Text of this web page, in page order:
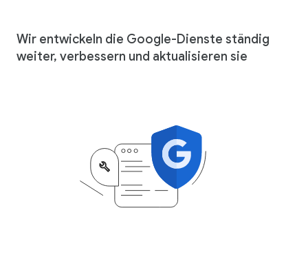
Wir entwickeln die Google-Dienste ständig
weiter, verbessern und aktualisieren sie